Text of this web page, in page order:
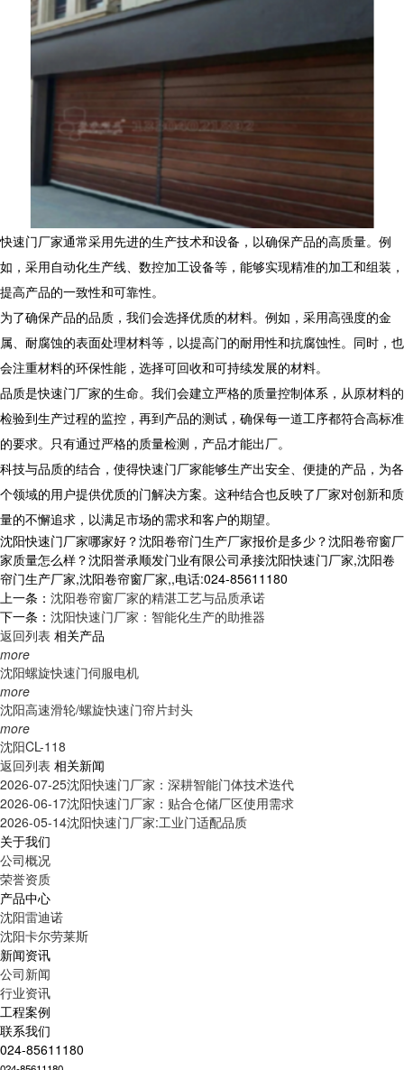
快速门厂家通常采用先进的生产技术和设备，以确保产品的高质量。例
如，采用自动化生产线、数控加工设备等，能够实现精准的加工和组装，
提高产品的一致性和可靠性。
为了确保产品的品质，我们会选择优质的材料。例如，采用高强度的金
属、耐腐蚀的表面处理材料等，以提高门的耐用性和抗腐蚀性。同时，也
会注重材料的环保性能，选择可回收和可持续发展的材料。
品质是快速门厂家的生命。我们会建立严格的质量控制体系，从原材料的
检验到生产过程的监控，再到产品的测试，确保每一道工序都符合高标准
的要求。只有通过严格的质量检测，产品才能出厂。
科技与品质的结合，使得快速门厂家能够生产出安全、便捷的产品，为各
个领域的用户提供优质的门解决方案。这种结合也反映了厂家对创新和质
量的不懈追求，以满足市场的需求和客户的期望。
沈阳快速门厂家哪家好？沈阳卷帘门生产厂家报价是多少？沈阳卷帘窗厂
家质量怎么样？沈阳誉承顺发门业有限公司承接沈阳快速门厂家,沈阳卷
帘门生产厂家,沈阳卷帘窗厂家,,电话:024-85611180
上一条： 沈阳卷帘窗厂家的精湛工艺与品质承诺
下一条： 沈阳快速门厂家：智能化生产的助推器
返回列表 相关产品
more
沈阳螺旋快速门伺服电机
more
沈阳高速滑轮/螺旋快速门帘片封头
more
沈阳CL-118
返回列表 相关新闻
2026-07-25沈阳快速门厂家：深耕智能门体技术迭代
2026-06-17沈阳快速门厂家：贴合仓储厂区使用需求
2026-05-14沈阳快速门厂家:工业门适配品质
关于我们
公司概况
荣誉资质
产品中心
沈阳雷迪诺
沈阳卡尔劳莱斯
新闻资讯
公司新闻
行业资讯
工程案例
联系我们
024-85611180